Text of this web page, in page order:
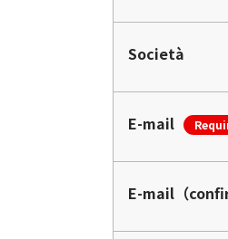
Società
E-mail
E-mail（